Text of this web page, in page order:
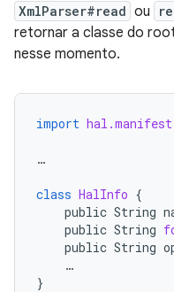
XmlParser#read ou
retornar a classe do
nesse momento.
import
…
class HalInfo {
public String
public String
public String
…
}